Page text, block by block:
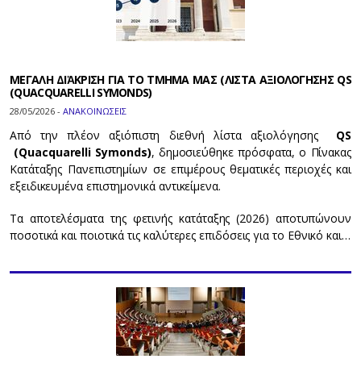
ΜΕΓΑΛΗ ΔΙἈΚΡΙΣΗ ΓΙΑ ΤΟ ΤΜΗΜΑ ΜΑΣ (ΛΙΣΤΑ ΑΞΙΟΛΟΓΗΣΗΣ QS
(QUACQUARELLI SYMONDS)
28/05/2026 - ΑΝΑΚΟΙΝΩΣΕΙΣ
Από την πλέον αξιόπιστη διεθνή λίστα αξιολόγησης QS
(Quacquarelli Symonds), δημοσιεύθηκε πρόσφατα, ο Πίνακας
Κατάταξης Πανεπιστημίων σε επιμέρους θεματικές περιοχές και
εξειδικευμένα επιστημονικά αντικείμενα.
Τα αποτελέσματα της φετινής κατάταξης (2026) αποτυπώνουν
ποσοτικά και ποιοτικά τις καλύτερες επιδόσεις για το Εθνικό και…